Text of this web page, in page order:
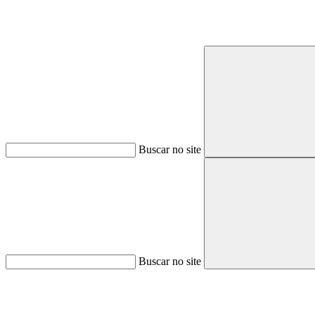
Buscar no site
Buscar no site